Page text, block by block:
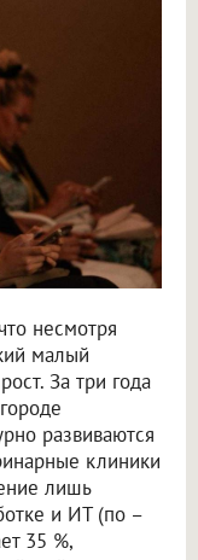
несмотря
малый
За три года
развиваются
клиники
лишь
и ИТ (по –
35 %,